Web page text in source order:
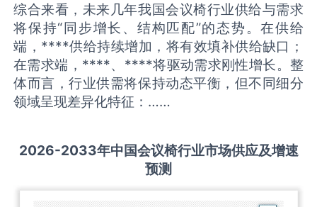
综合来看，未来几年我国会议椅行业供给与需求
将保持“同步增长、结构匹配”的态势。在供给
端，****供给持续增加，将有效填补供给缺口；
在需求端，****、****将驱动需求刚性增长。整
体而言，行业供需将保持动态平衡，但不同细分
领域呈现差异化特征：……
2026-2033年中国会议椅行业市场供应及增速
预测